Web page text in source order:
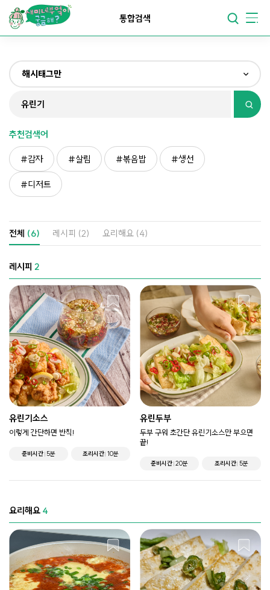
맛있어지는부엌
요리가쉬워지는부엌
통합검색
해시태그만
전체
재료만
해시태그만
추천검색어
감자 살림 볶음밥 생선
디저트
전체 (6) 레시피 (2) 요리해요 (4)
레시피 2
유린기소스
이렇게 간단하면 반칙!
준비시간 5분 조리시간 10분
유린두부
두부 구워 초간단 유린기소스만 부으면
끝!
준비시간 20분 조리시간 5분
요리해요 4